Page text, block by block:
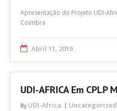
Apresentação do Projeto UDI-
Coimbra
Abril 11, 2019
UDI-AFRICA Em CPLP
By UDI-Africa Uncategorized